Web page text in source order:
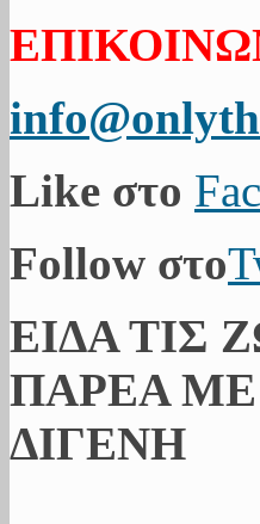
Like στο
Follow στο
ΕΙΔΑ ΤΙΣ
ΠΑΡΕΑ
ΔΙΓΕΝΗ